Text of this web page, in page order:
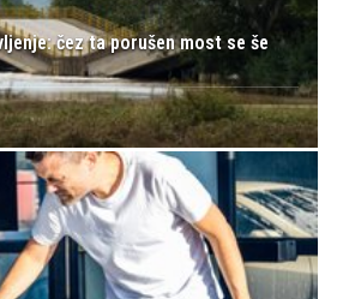
čez ta porušen most se še